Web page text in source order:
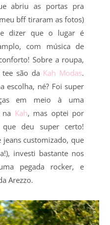
abriu as portas pra
bff tiraram as fotos)
dizer que o lugar é
com música de
Sobre a roupa,
são da Kah Modas.
escolha, né? Foi super
em meio à uma
Kah, mas optei por
deu super certo!
customizado, que
investi bastante nos
pegada rocker, e
Arezzo.